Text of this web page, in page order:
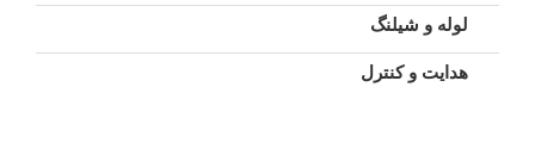
لوله و شیلنگ
هدایت و کنترل